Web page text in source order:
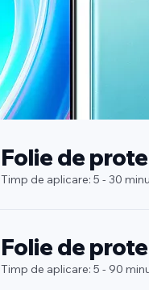
Folie de
Timp de aplicare: 5 - 30
Folie de
Timp de aplicare: 5 - 90